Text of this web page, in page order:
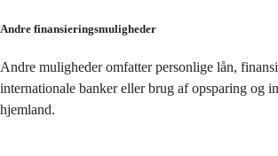
Andre finansieringsmuligheder
Andre muligheder omfatter personlige lån,
internationale banker eller brug af opsparing og
hjemland.